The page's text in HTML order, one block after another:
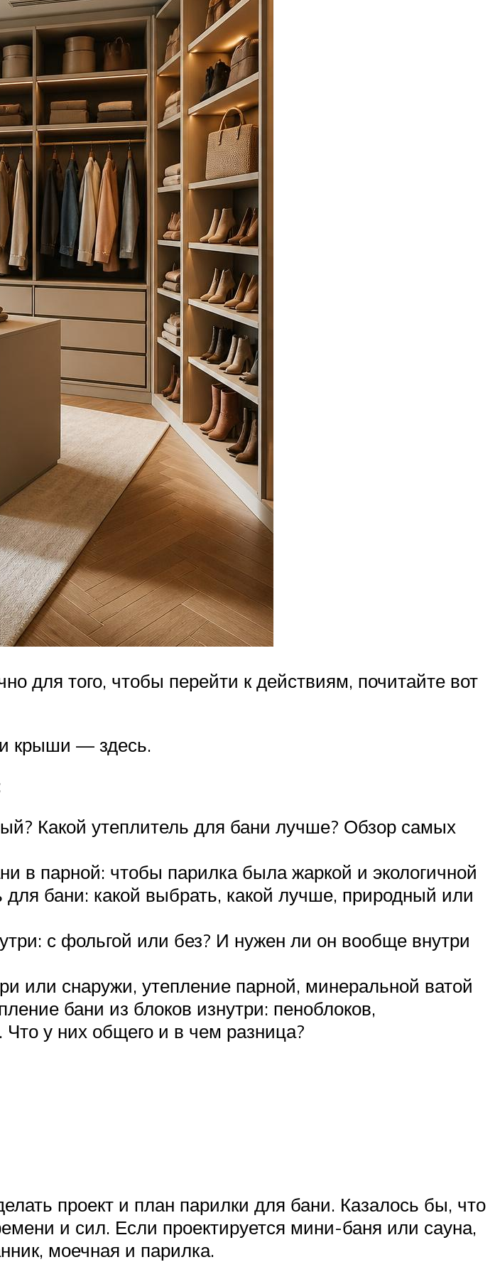
для того, чтобы перейти к действиям, почитайте вот
и крыши — здесь.
Какой утеплитель для бани лучше? Обзор самых
в парной: чтобы парилка была жаркой и экологичной
бани: какой выбрать, какой лучше, природный или
с фольгой или без? И нужен ли он вообще внутри
или снаружи, утепление парной, минеральной ватой
бани из блоков изнутри: пеноблоков,
Что у них общего и в чем разница?
проект и план парилки для бани. Казалось бы, что
и сил. Если проектируется мини-баня или сауна,
моечная и парилка.